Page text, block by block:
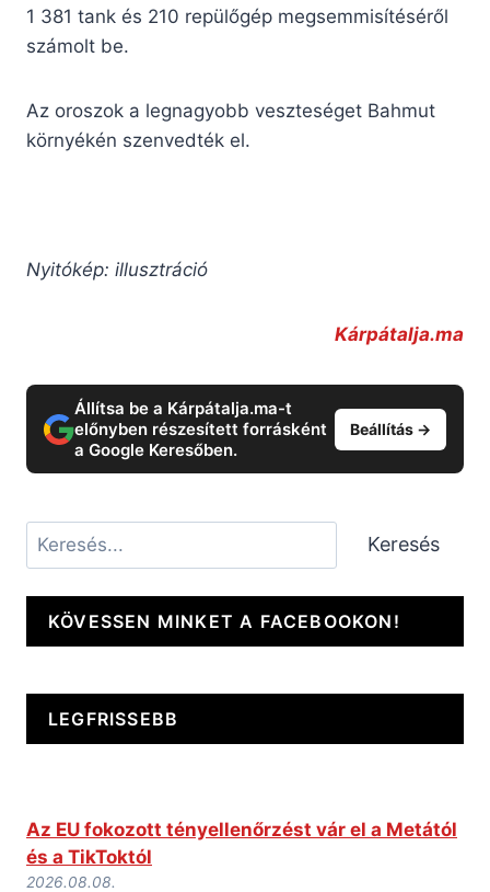
1 381 tank és 210 repülőgép megsemmisítéséről
számolt be.
Az oroszok a legnagyobb veszteséget Bahmut
környékén szenvedték el.
Nyitókép: illusztráció
Kárpátalja.ma
Állítsa be a Kárpátalja.ma-t
előnyben részesített forrásként
a Google Keresőben.
Beállítás →
Keresés Keresés
KÖVESSEN MINKET A FACEBOOKON!
LEGFRISSEBB
Az EU fokozott tényellenőrzést vár el a Metától
és a TikToktól
2026.08.08.